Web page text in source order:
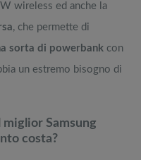
wireless ed anche la
, che permette di
sorta di powerbank con
un estremo bisogno di
Samsung
costa?